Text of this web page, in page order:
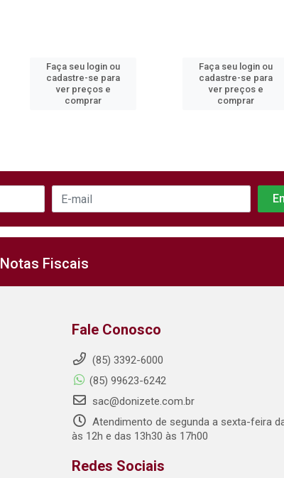
Faça seu login ou
cadastre-se para
ver preços e
comprar
Faça seu login ou
cadastre-se para
ver preços e
comprar
Notas Fiscais
Fale Conosco
(85) 3392-6000
(85) 99623-6242
sac@donizete.com.br
Atendimento de segunda a sexta-feira
às 12h e das 13h30 às 17h00
Redes Sociais